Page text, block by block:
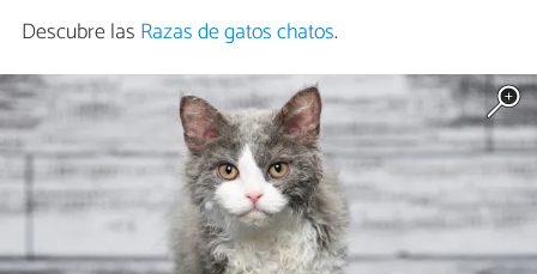
Descubre las Razas de gatos chatos.